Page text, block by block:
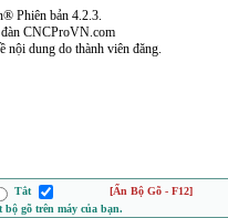
Phiên bản 4.2.3.
CNCProVN.com
nội dung do thành viên đăng.
Tắt
[Ẩn Bộ Gõ - F12]
gõ trên máy của bạn.